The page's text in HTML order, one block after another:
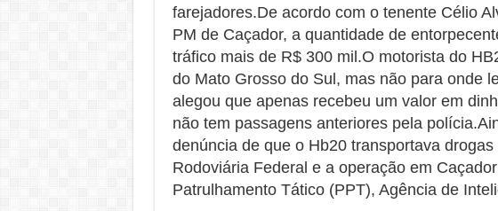
farejadores.De acordo com o tenente Célio
PM de Caçador, a quantidade de
tráfico mais de R$ 300 mil.O motorista do
do Mato Grosso do Sul, mas não para onde
alegou que apenas recebeu um valor em
não tem passagens anteriores pela
denúncia de que o Hb20 transportava
Rodoviária Federal e a operação em
Patrulhamento Tático (PPT), Agência de